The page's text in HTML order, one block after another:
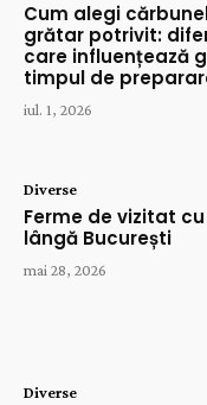
Cum alegi
grătar potrivit:
care influențează
timpul de
iul. 1, 2026
Diverse
Ferme de vizitat
lângă București
mai 28, 2026
Diverse